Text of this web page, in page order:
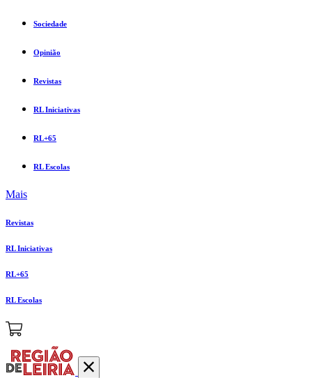
Sociedade
Opinião
Revistas
RL Iniciativas
RL+65
RL Escolas
Mais
Revistas
RL Iniciativas
RL+65
RL Escolas